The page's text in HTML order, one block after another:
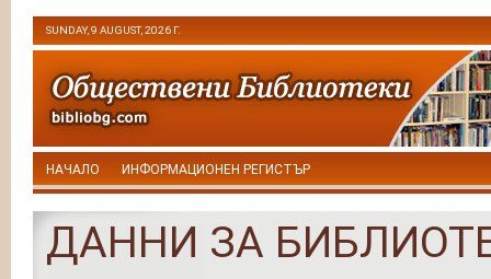
SUNDAY, 9 AUGUST, 2026 Г.
НАЧАЛО ИНФОРМАЦИОНЕН РЕГИСТЪР
ДАННИ ЗА